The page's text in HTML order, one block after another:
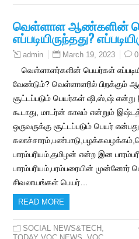
வெள்ளாள ஆண்களின்
எப்படியிருந்தது?
admin March 19, 2023
வெள்ளாளர்களின் பெயர்கள்
வேண்டும்? வெள்ளாளரில் பிறக்கும்
சூட்டப்படும் பெயர்கள் ஷி,ஸ்,ஷ்
கூடாது, மாடர்ன் காலம் என்றும்
ஒருவருக்கு சூட்டப்படும் பெயர்
பாரம்பரியம்,தமிழன் என்ற இன
பாரம்பரியம்,பரம்பரையின் முன்னோர்
சிவலாயங்கள் பெயர்…
READ MORE
SOCIAL NEWS&TECH ,